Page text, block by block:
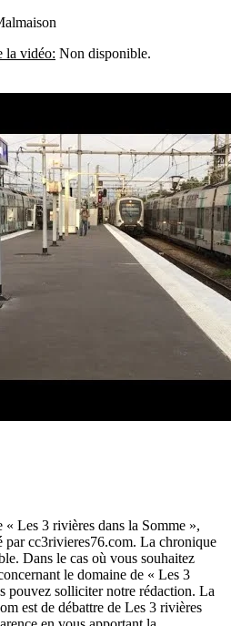
la vidéo: Non disponible.
Les 3 rivières dans la Somme »,
par cc3rivieres76.com. La chronique
Dans le cas où vous souhaitez
le domaine de « Les 3
pouvez solliciter notre rédaction. La
est de débattre de Les 3 rivières